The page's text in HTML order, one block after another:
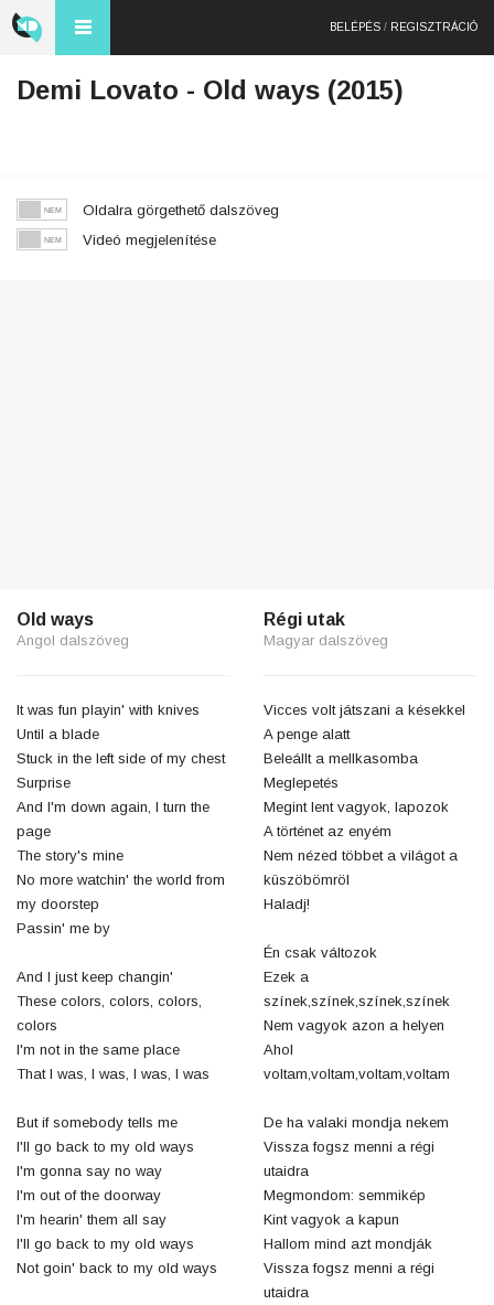
BELÉPÉS / REGISZTRÁCIÓ
Demi Lovato - Old ways (2015)
Oldalra görgethető dalszöveg
Videó megjelenítése
Old ways
Angol dalszöveg
It was fun playin' with knives
Until a blade
Stuck in the left side of my chest
Surprise
And I'm down again, I turn the
page
The story's mine
No more watchin' the world from
my doorstep
Passin' me by
And I just keep changin'
These colors, colors, colors,
colors
I'm not in the same place
That I was, I was, I was, I was
But if somebody tells me
I'll go back to my old ways
I'm gonna say no way
I'm out of the doorway
I'm hearin' them all say
I'll go back to my old ways
Not goin' back to my old ways
Régi utak
Magyar dalszöveg
Vicces volt játszani a késekkel
A penge alatt
Beleállt a mellkasomba
Meglepetés
Megint lent vagyok, lapozok
A történet az enyém
Nem nézed többet a világot a
küszöbömröl
Haladj!
Én csak változok
Ezek a
színek,színek,színek,színek
Nem vagyok azon a helyen
Ahol
voltam,voltam,voltam,voltam
De ha valaki mondja nekem
Vissza fogsz menni a régi
utaidra
Megmondom: semmikép
Kint vagyok a kapun
Hallom mind azt mondják
Vissza fogsz menni a régi
utaidra